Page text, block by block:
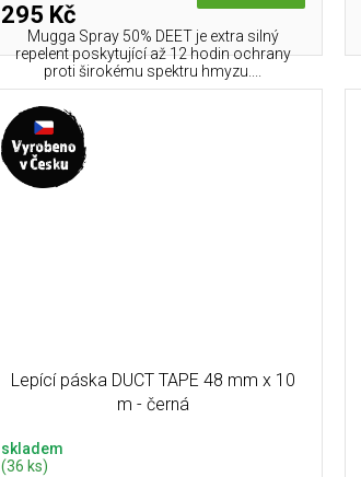
295 Kč
Mugga Spray 50% DEET je extra silný
repelent poskytující až 12 hodin ochrany
proti širokému spektru hmyzu....
Lepící páska DUCT TAPE 48 mm x 10
m - černá
skladem
(36 ks)